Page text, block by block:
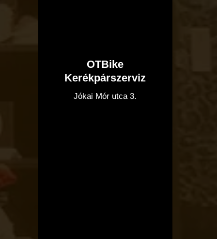
OTBike
Kerékpárszerviz
Jókai Mór utca 3.